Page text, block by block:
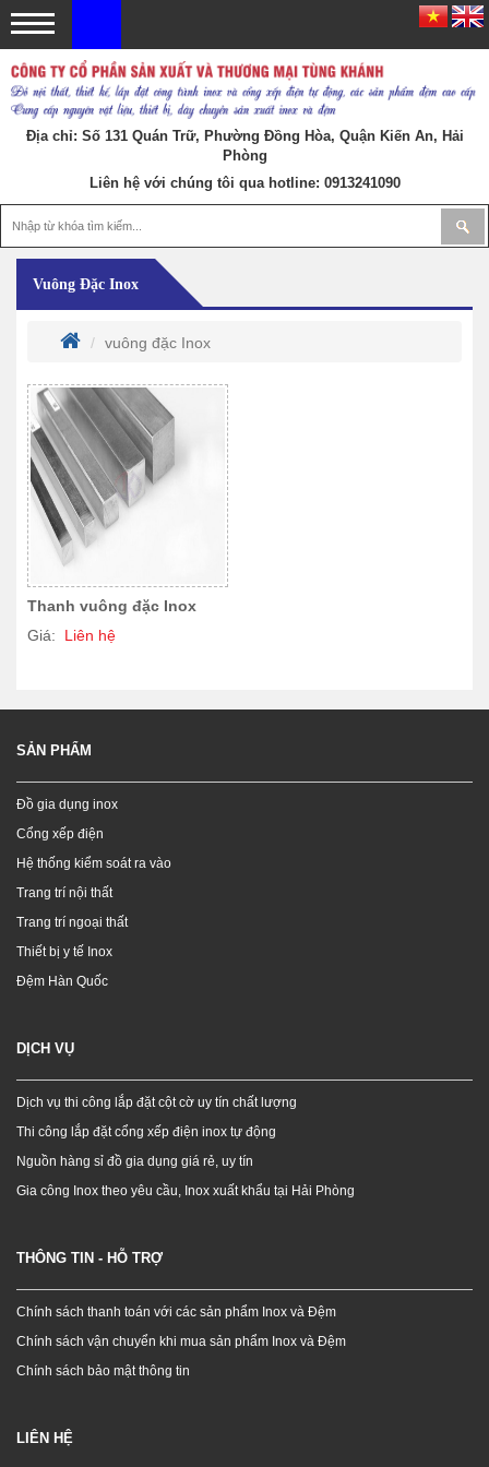
Địa chỉ: Số 131 Quán Trữ, Phường Đồng Hòa, Quận Kiến An, Hải
Phòng
Liên hệ với chúng tôi qua hotline: 0913241090
Vuông Đặc Inox
vuông đặc Inox
Thanh vuông đặc Inox
Giá: Liên hệ
SẢN PHẨM
Đồ gia dụng inox
Cổng xếp điện
Hệ thống kiểm soát ra vào
Trang trí nội thất
Trang trí ngoại thất
Thiết bị y tế Inox
Đệm Hàn Quốc
DỊCH VỤ
Dịch vụ thi công lắp đặt cột cờ uy tín chất lượng
Thi công lắp đặt cổng xếp điện inox tự động
Nguồn hàng sỉ đồ gia dụng giá rẻ, uy tín
Gia công Inox theo yêu cầu, Inox xuất khẩu tại Hải Phòng
THÔNG TIN - HỖ TRỢ
Chính sách thanh toán với các sản phẩm Inox và Đệm
Chính sách vận chuyển khi mua sản phẩm Inox và Đệm
Chính sách bảo mật thông tin
LIÊN HỆ